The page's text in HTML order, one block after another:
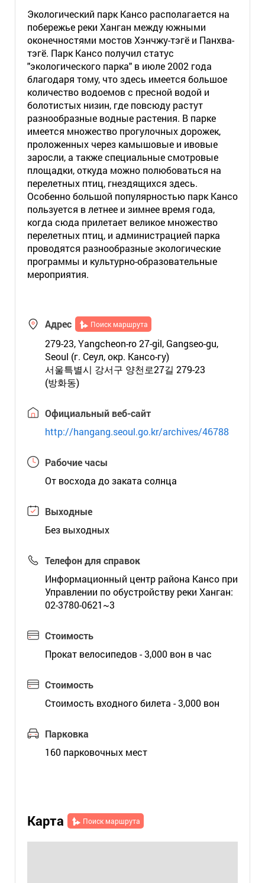
Экологический парк Кансо располагается на
побережье реки Ханган между южными
оконечностями мостов Хэнчжу-тэгё и Панхва-
тэгё. Парк Кансо получил статус
"экологического парка" в июле 2002 года
благодаря тому, что здесь имеется большое
количество водоемов с пресной водой и
болотистых низин, где повсюду растут
разнообразные водные растения. В парке
имеется множество прогулочных дорожек,
проложенных через камышовые и ивовые
заросли, а также специальные смотровые
площадки, откуда можно полюбоваться на
перелетных птиц, гнездящихся здесь.
Особенно большой популярностью парк Кансо
пользуется в летнее и зимнее время года,
когда сюда прилетает великое множество
перелетных птиц, и администрацией парка
проводятся разнообразные экологические
программы и культурно-образовательные
мероприятия.
Адрес Поиск маршрута
279-23, Yangcheon-ro 27-gil, Gangseo-gu,
Seoul (г. Сеул, окр. Кансо-гу)
서울특별시 강서구 양천로27길 279-23
(방화동)
Официальный веб-сайт
http://hangang.seoul.go.kr/archives/46788
Рабочие часы
От восхода до заката солнца
Выходные
Без выходных
Телефон для справок
Информационный центр района Кансо при
Управлении по обустройству реки Ханган:
02-3780-0621~3
Стоимость
Прокат велосипедов - 3,000 вон в час
Стоимость
Стоимость входного билета - 3,000 вон
Парковка
160 парковочных мест
Карта Поиск маршрута